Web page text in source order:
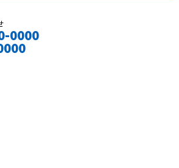
0000